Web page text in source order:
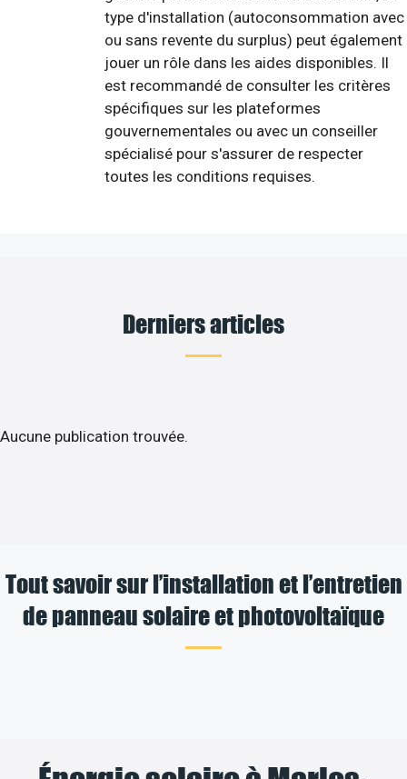
type d'installation (autoconsommation avec
ou sans revente du surplus) peut également
jouer un rôle dans les aides disponibles. Il
est recommandé de consulter les critères
spécifiques sur les plateformes
gouvernementales ou avec un conseiller
spécialisé pour s'assurer de respecter
toutes les conditions requises.
Derniers articles
Aucune publication trouvée.
Tout savoir sur l’installation et l’entretien
de panneau solaire et photovoltaïque